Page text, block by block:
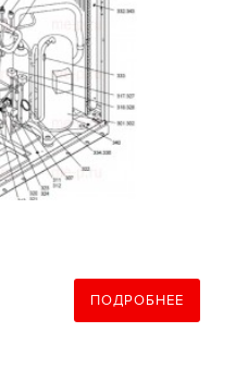
ПОДРОБНЕЕ